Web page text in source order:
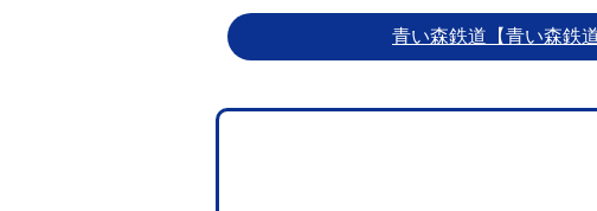
青い森鉄道【青い森鉄道